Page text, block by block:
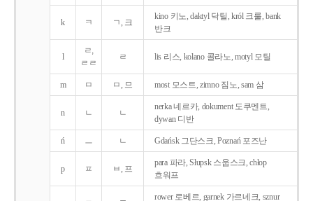
k ㅋ ㄱ, 크
kino 키노, daktyl 닥틸, król 크룰, bank
반크
l
ㄹ,
ㄹㄹ
ㄹ lis 리스, kolano 콜라노, motyl 모틸
m ㅁ ㅁ, 므 most 모스트, zimno 짐노, sam 삼
n ㄴ ㄴ
nerka 네르카, dokument 도쿠멘트,
dywan 디반
ń ㅡ ㄴ Gdańsk 그단스크, Poznań 포즈난
p ㅍ ㅂ, 프
para 파라, Słupsk 스웁스크, chłop
흐워프
rower 로베르, garnek 가르네크, sznur